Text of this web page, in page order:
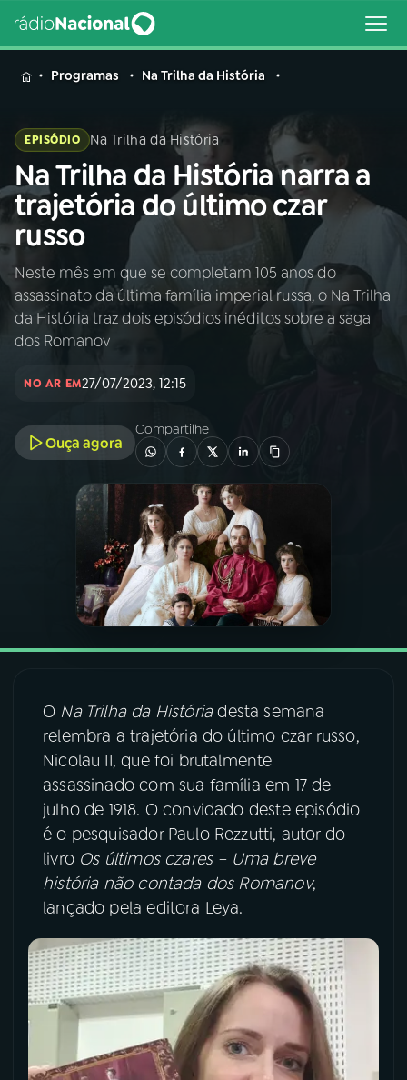
MENU
Buscar
na
Rádio
Nacional
Buscar
AO VIVO
02A RÁDIO
03PROGRAMAÇÃO
PROGRAMAS
PODCASTS
VIDEOCASTS
FESTIVAL DE MÚSICA
ACOMPANHE A RÁDIO NACIONAL
Instagram X
TikTok
Programas Na Trilha da História
EPISÓDIO Na Trilha da História
Na Trilha da História narra a
trajetória do último czar
russo
Neste mês em que se completam 105 anos do
assassinato da última família imperial russa, o Na Trilha
da História traz dois episódios inéditos sobre a saga
dos Romanov
NO AR EM27/07/2023, 12:15
Ouça agora
Compartilhe
O Na Trilha da Históriadesta semana
relembra a trajetória do último czar russo,
Nicolau II, que foi brutalmente
assassinado com sua família em 17 de
julho de 1918. O convidado deste episódio
é o pesquisador Paulo Rezzutti, autor do
livro Os últimos czares – Uma breve
história não contada dos Romanov,
lançado pela editora Leya.